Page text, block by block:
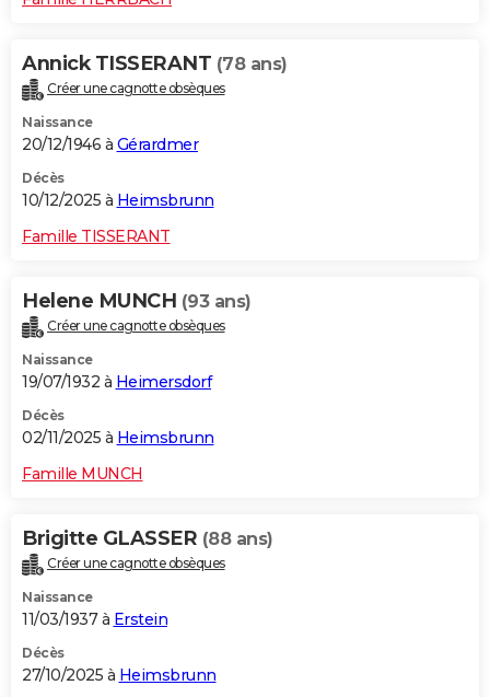
Annick TISSERANT (78 ans)
Créer une cagnotte obsèques
Naissance
20/12/1946 à Gérardmer
Décès
10/12/2025 à Heimsbrunn
Famille TISSERANT
Helene MUNCH (93 ans)
Créer une cagnotte obsèques
Naissance
19/07/1932 à Heimersdorf
Décès
02/11/2025 à Heimsbrunn
Famille MUNCH
Brigitte GLASSER (88 ans)
Créer une cagnotte obsèques
Naissance
11/03/1937 à Erstein
Décès
27/10/2025 à Heimsbrunn